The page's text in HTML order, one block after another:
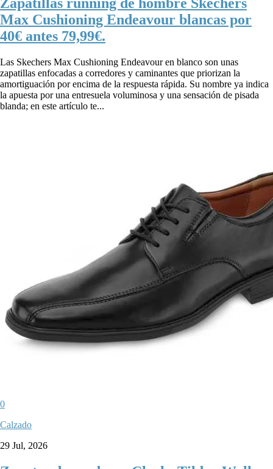
Max Cushioning Endeavour blancas por
40€ antes 79,99€.
Las Skechers Max Cushioning Endeavour en blanco son unas
zapatillas enfocadas a corredores y caminantes que priorizan la
amortiguación por encima de la respuesta rápida. Su nombre ya indica
la apuesta por una entresuela voluminosa y una sensación de pisada
blanda; en este artículo te...
0
Calzado
29 Jul, 2026